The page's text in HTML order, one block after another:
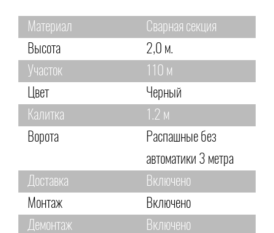
Материал
Сварная секция
Высота
2,0 м.
Участок
110 м
Цвет
Черный
Калитка
1.2 м
Ворота
Распашные без
автоматики 3 метра
Доставка
Включено
Монтаж
Включено
Демонтаж
Включено